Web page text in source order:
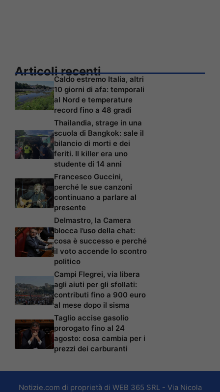
Articoli recenti
Caldo estremo Italia, altri
10 giorni di afa: temporali
al Nord e temperature
record fino a 48 gradi
Thailandia, strage in una
scuola di Bangkok: sale il
bilancio di morti e dei
feriti. Il killer era uno
studente di 14 anni
Francesco Guccini,
perché le sue canzoni
continuano a parlare al
presente
Delmastro, la Camera
blocca l’uso della chat:
cosa è successo e perché
il voto accende lo scontro
politico
Campi Flegrei, via libera
agli aiuti per gli sfollati:
contributi fino a 900 euro
al mese dopo il sisma
Taglio accise gasolio
prorogato fino al 24
agosto: cosa cambia per i
prezzi dei carburanti
Notizie.com di proprietà di WEB 365 SRL - Via Nicola